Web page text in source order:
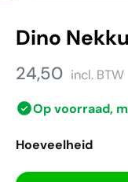
Dino
24,50 incl. BTW
Op voorraad,
Hoeveelheid